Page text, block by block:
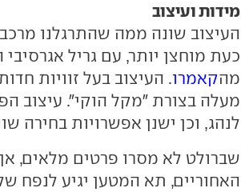
מידות ועיצוב
העיצוב שונה ממה שהתרגלנו
כעת מוחצן יותר, עם גריל
מהקאמרו. העיצוב בעל זוויות
מעלה בצורת "מקל הוקי". עיצוב
לנהג, וכן ישנן אפשרויות בחירה
שברולט לא מסרו פרטים מלאים,